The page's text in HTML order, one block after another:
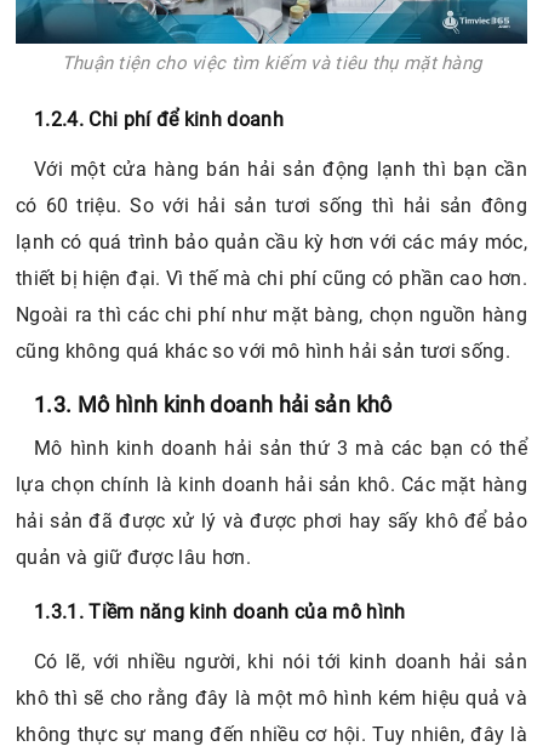
Thuận tiện cho việc tìm kiếm và tiêu thụ mặt hàng
1.2.4. Chi phí để kinh doanh
Với một cửa hàng bán hải sản động lạnh thì bạn cần
có 60 triệu. So với hải sản tươi sống thì hải sản đông
lạnh có quá trình bảo quản cầu kỳ hơn với các máy móc,
thiết bị hiện đại. Vì thế mà chi phí cũng có phần cao hơn.
Ngoài ra thì các chi phí như mặt bàng, chọn nguồn hàng
cũng không quá khác so với mô hình hải sản tươi sống.
1.3. Mô hình kinh doanh hải sản khô
Mô hình kinh doanh hải sản thứ 3 mà các bạn có thể
lựa chọn chính là kinh doanh hải sản khô. Các mặt hàng
hải sản đã được xử lý và được phơi hay sấy khô để bảo
quản và giữ được lâu hơn.
1.3.1. Tiềm năng kinh doanh của mô hình
Có lẽ, với nhiều người, khi nói tới kinh doanh hải sản
khô thì sẽ cho rằng đây là một mô hình kém hiệu quả và
không thực sự mang đến nhiều cơ hội. Tuy nhiên, đây là